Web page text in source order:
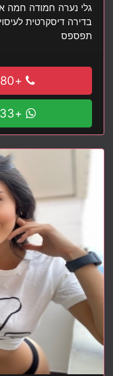
בדירה דיסקרטית
תפספס
+972503274580
+972528637433